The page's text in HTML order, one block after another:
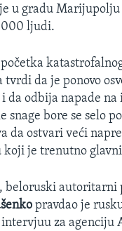
u gradu Marijupolju
ljudi.
da je ponovo
da odbija napade na
snage bore se selo
da ostvari veći
koji je trenutno
beloruski autoritarni
pravdao je
za agenciju